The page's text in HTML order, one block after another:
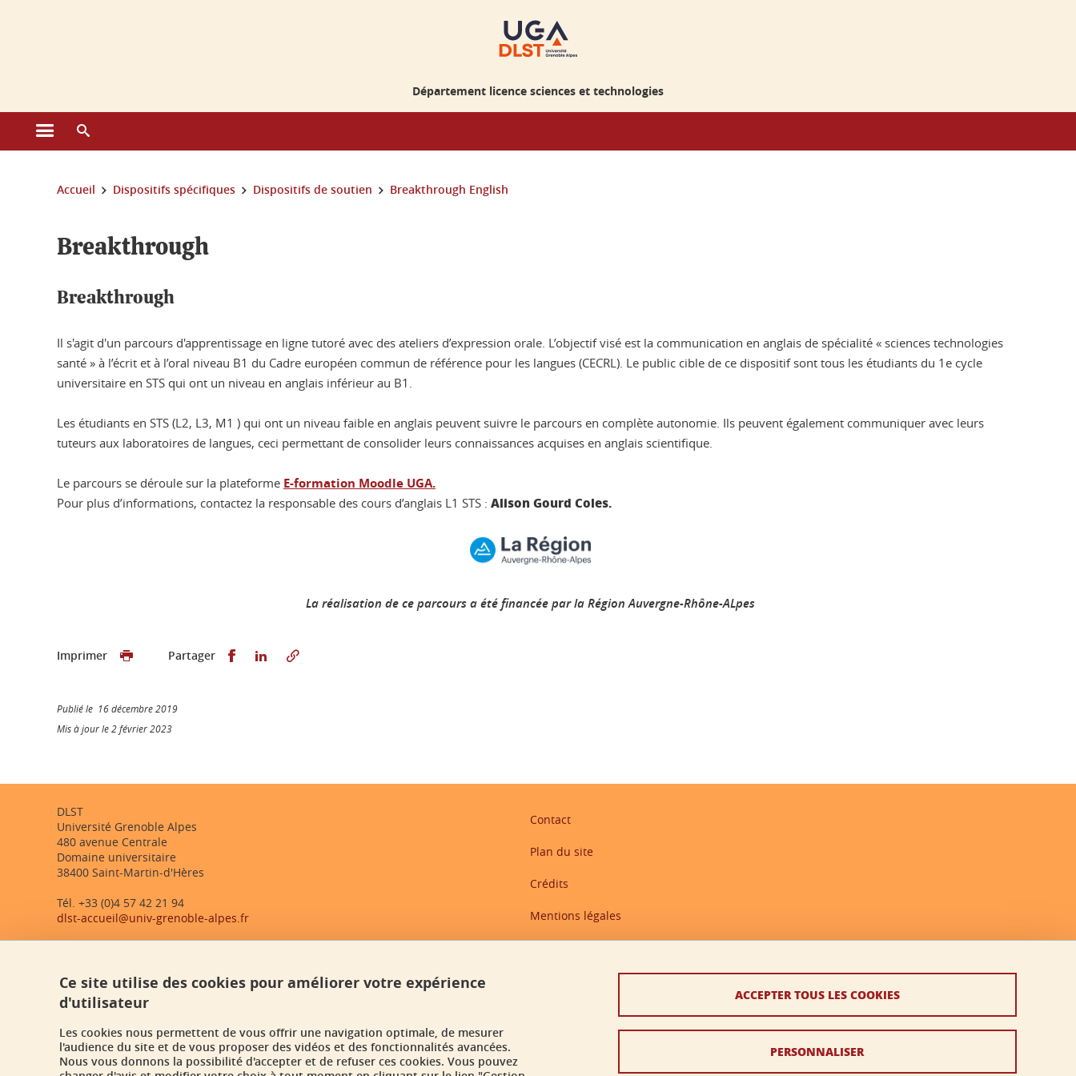
Département licence sciences et technologies
Ouvrir le menu principal
Vous êtes ici :
Accueil Dispositifs spécifiques Dispositifs de soutien Breakthrough English
Breakthrough
Breakthrough
Il s'agit d'un parcours d'apprentissage en ligne tutoré avec des ateliers d’expression orale. L’objectif visé est la communication en anglais de spécialité « sciences technologies
santé » à l’écrit et à l’oral niveau B1 du Cadre européen commun de référence pour les langues (CECRL). Le public cible de ce dispositif sont tous les étudiants du 1e cycle
universitaire en STS qui ont un niveau en anglais inférieur au B1.
Les étudiants en STS (L2, L3, M1 ) qui ont un niveau faible en anglais peuvent suivre le parcours en complète autonomie. Ils peuvent également communiquer avec leurs
tuteurs aux laboratoires de langues, ceci permettant de consolider leurs connaissances acquises en anglais scientifique.
Le parcours se déroule sur la plateforme E-formation Moodle UGA.
Pour plus d’informations, contactez la responsable des cours d’anglais L1 STS : Alison Gourd Coles.
La réalisation de ce parcours a été financée par la Région Auvergne-Rhône-ALpes
Imprimer Partager Partager sur Facebook
Partager sur LinkedIn
Publié le 16 décembre 2019
Mis à jour le 2 février 2023
DLST
Université Grenoble Alpes
480 avenue Centrale
Domaine universitaire
38400 Saint-Martin-d'Hères
Tél. +33 (0)4 57 42 21 94
dlst-accueil@univ-grenoble-alpes.fr
Contact
Plan du site
Crédits
Mentions légales
Politique des cookies
Gestion des cookies
Ce site utilise des cookies pour améliorer votre expérience
d'utilisateur
Les cookies nous permettent de vous offrir une navigation optimale, de mesurer
l'audience du site et de vous proposer des vidéos et des fonctionnalités avancées.
Nous vous donnons la possibilité d'accepter et de refuser ces cookies. Vous pouvez
ACCEPTER TOUS LES COOKIES
PERSONNALISER